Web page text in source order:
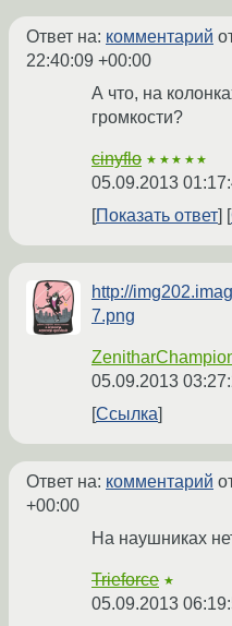
Ответ на: комментарий
22:40:09 +00:00
А что, на
громкости?
cinyflo ★★★★★
05.09.2013
Показать ответ
http://
7.png
05.09.2013
Ссылка
Ответ на: комментарий
+00:00
На наушниках
Trieforce ★
05.09.2013